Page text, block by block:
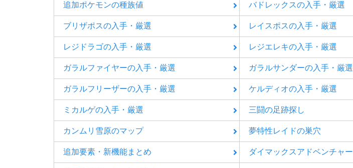
追加ポケモンの種族値 バドレックスの入手・厳選
ブリザポスの入手・厳選 レイスポスの入手・厳選
レジドラゴの入手・厳選 レジエレキの入手・厳選
ガラルファイヤーの入手・厳選 ガラルサンダーの入手・厳選
ガラルフリーザーの入手・厳選 ケルディオの入手・厳選
ミカルゲの入手・厳選 三闘の足跡探し
カンムリ雪原のマップ 夢特性レイドの巣穴
追加要素・新機能まとめ ダイマックスアドベンチャー